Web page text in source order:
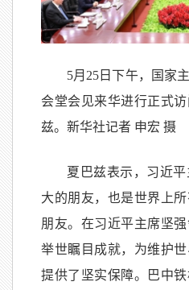
5月25日下午，国家
会堂会见来华进行正式
兹。新华社记者 申宏 摄
夏巴兹表示，习近
大的朋友，也是世界上
朋友。在习近平主席坚
举世瞩目成就，为维护
提供了坚实保障。巴中